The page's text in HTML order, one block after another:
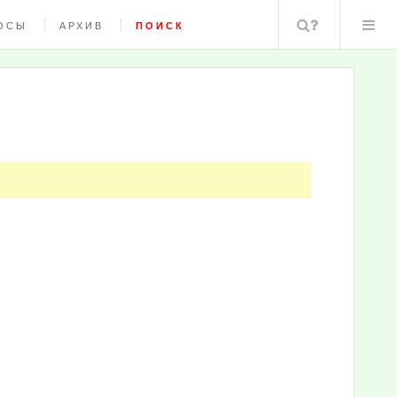
АРХИВ ПОИСК Поиск